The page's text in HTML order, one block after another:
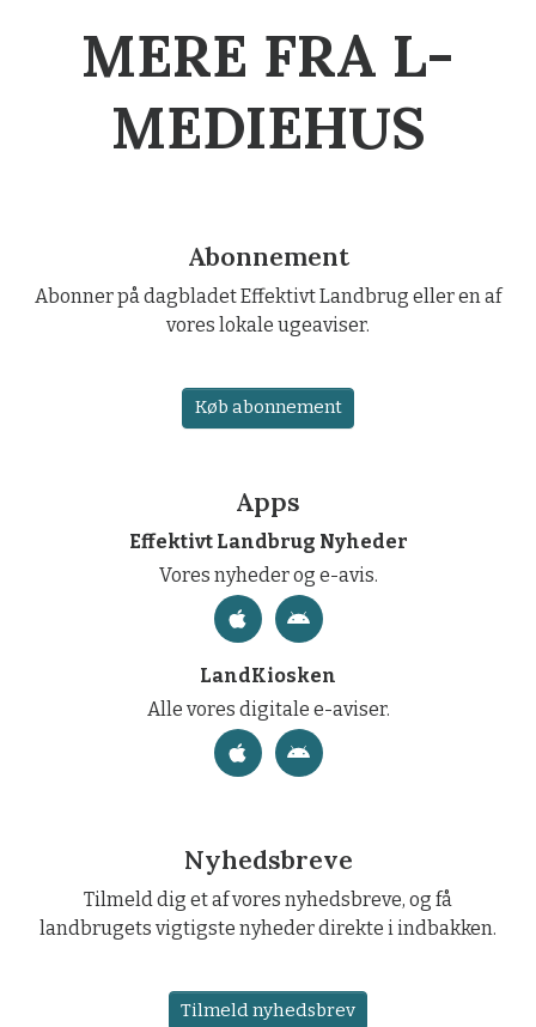
MERE FRA L-
MEDIEHUS
Abonnement
Abonner på dagbladet Effektivt Landbrug eller en af
vores lokale ugeaviser.
Køb abonnement
Apps
Effektivt Landbrug Nyheder
Vores nyheder og e-avis.
LandKiosken
Alle vores digitale e-aviser.
Nyhedsbreve
Tilmeld dig et af vores nyhedsbreve, og få
landbrugets vigtigste nyheder direkte i indbakken.
Tilmeld nyhedsbrev